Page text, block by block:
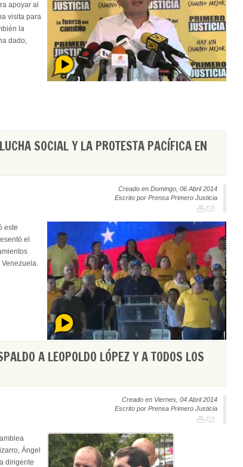
apoyar al
visita para
la
dado,
SOCIAL Y LA PROTESTA PACÍFICA EN
Creado en Domingo, 06 Abril 2014
Escrito por Prensa Primero Justicia
este
el
A LEOPOLDO LÓPEZ Y A TODOS LOS
Creado en Viernes, 04 Abril 2014
Escrito por Prensa Primero Justicia
Ángel
dirigente